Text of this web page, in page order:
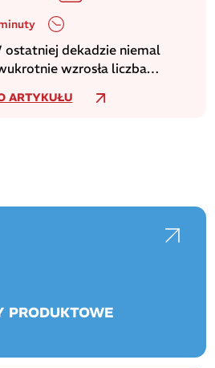
ostatniej dekadzie niemal
wzrosła liczba
ARTYKUŁU
PRODUKTOWE